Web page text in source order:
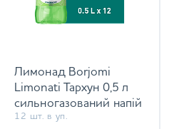
Лимонад Borjomi
Limonati Тархун 0,5 л
сильногазований напій
12 шт. в уп.